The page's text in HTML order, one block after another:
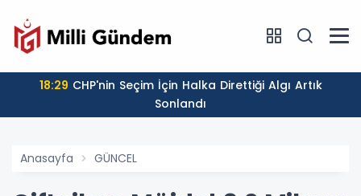
18:29
Sonlandı
Anasayfa GÜNCEL